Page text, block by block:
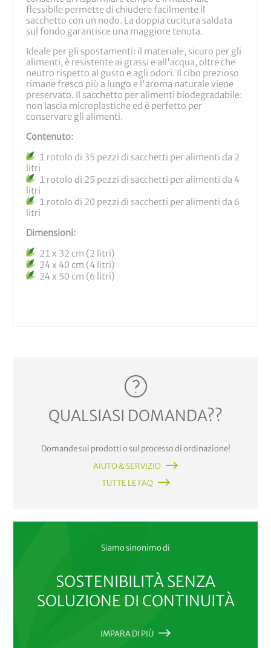
flessibile permette di chiudere facilmente il
sacchetto con un nodo. La doppia cucitura saldata
sul fondo garantisce una maggiore tenuta.
Ideale per gli spostamenti: il materiale, sicuro per gli
alimenti, è resistente ai grassi e all'acqua, oltre che
neutro rispetto al gusto e agli odori. Il cibo prezioso
rimane fresco più a lungo e l'aroma naturale viene
preservato. Il sacchetto per alimenti biodegradabile:
non lascia microplastiche ed è perfetto per
conservare gli alimenti.
Contenuto:
1 rotolo di 35 pezzi di sacchetti per alimenti da 2
litri
1 rotolo di 25 pezzi di sacchetti per alimenti da 4
litri
1 rotolo di 20 pezzi di sacchetti per alimenti da 6
litri
Dimensioni:
21 x 32 cm (2 litri)
24 x 40 cm (4 litri)
24 x 50 cm (6 litri)
QUALSIASI DOMANDA??
Domande sui prodotti o sul processo di ordinazione!
AIUTO & SERVIZIO
TUTTE LE FAQ
Siamo sinonimo di
SOSTENIBILITÀ SENZA
SOLUZIONE DI CONTINUITÀ
IMPARA DI PIÙ